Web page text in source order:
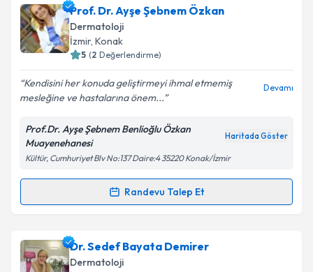
Uzm. Dr. Emine Özge Ayabakaniçin randevu
takvimi talebi oluşturun. Size bu uzmandan randevu
almanız için bir takvim hazırlandığında e-posta ile
bilgilendireceğiz.
E-posta Adresiniz
Kişisel verilerimin işlenmesine ilişkin
Metni'ni okudum ve kişisel verilerimin belirtilen
kapsamda işlenmesini kabul ediyorum.
Prof. Dr. Ayşe Şebnem Özkan
Dermatoloji
İzmir, Konak
5 (2 Değerlendirme)
Kendisini her konuda geliştirmeyi ihmal etmemiş
mesleğine ve hastalarına önem...
Devamı
Prof.Dr. Ayşe Şebnem Benlioğlu Özkan
Muayenehanesi
Haritada Göster
Kültür, Cumhuriyet Blv No:137 Daire:4 35220 Konak/İzmir
Randevu Talep Et
Randevu Takvimi Talebi
Prof. Dr. Ayşe Şebnem Özkaniçin randevu takvimi
talebi oluşturun. Size bu uzmandan randevu almanız
Dr. Sedef Bayata Demirer
Dermatoloji